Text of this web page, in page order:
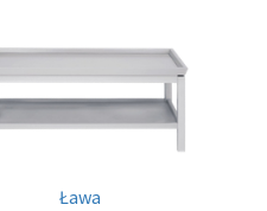
Ława